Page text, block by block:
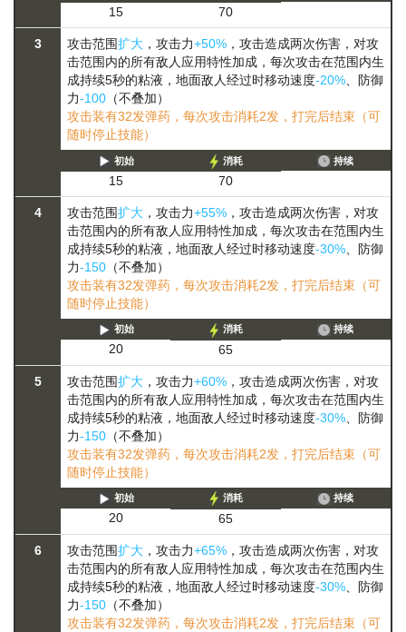
15 70
3 攻击范围扩大 ，攻击力+50% ，攻击造成两次伤害，对攻
击范围内的所有敌人应用特性加成，每次攻击在范围内生
成持续5秒的粘液，地面敌人经过时移动速度-20%、防御
力-100 （不叠加）
攻击装有32发弹药，每次攻击消耗2发，打完后结束（可
随时停止技能）
初始
15
消耗
70
持续
4 攻击范围扩大 ，攻击力+55% ，攻击造成两次伤害，对攻
击范围内的所有敌人应用特性加成，每次攻击在范围内生
成持续5秒的粘液，地面敌人经过时移动速度-30% 、防御
力-150 （不叠加）
攻击装有32发弹药，每次攻击消耗2发，打完后结束（可
随时停止技能）
初始
20
消耗
65
持续
5 攻击范围扩大 ，攻击力+60% ，攻击造成两次伤害，对攻
击范围内的所有敌人应用特性加成，每次攻击在范围内生
成持续5秒的粘液，地面敌人经过时移动速度-30% 、防御
力-150 （不叠加）
攻击装有32发弹药，每次攻击消耗2发，打完后结束（可
随时停止技能）
初始
20
消耗
65
持续
6 攻击范围扩大 ，攻击力+65% ，攻击造成两次伤害，对攻
击范围内的所有敌人应用特性加成，每次攻击在范围内生
成持续5秒的粘液，地面敌人经过时移动速度-30% 、防御
力-150 （不叠加）
攻击装有32发弹药，每次攻击消耗2发，打完后结束（可